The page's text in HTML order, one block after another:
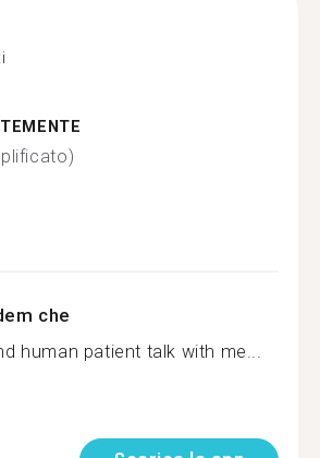
che
human patient talk with me...